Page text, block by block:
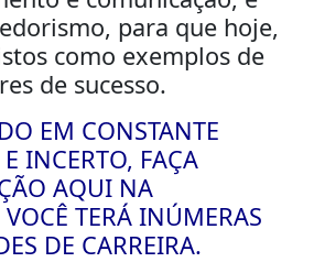
para que hoje,
como exemplos de
de sucesso.
EM CONSTANTE
INCERTO, FAÇA
AQUI NA
TERÁ INÚMERAS
DE CARREIRA.